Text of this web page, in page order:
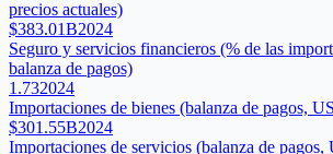
precios actuales)
$383.01B2024
Seguro y servicios financieros (% de las
balanza de pagos)
1.732024
Importaciones de bienes (balanza de pagos,
$301.55B2024
Importaciones de servicios (balanza de pagos,